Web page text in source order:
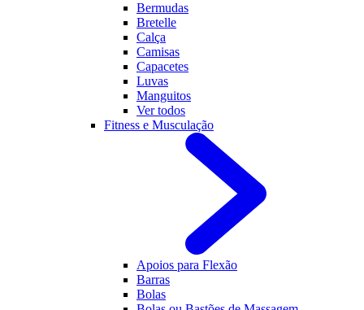
Bermudas
Bretelle
Calça
Camisas
Capacetes
Luvas
Manguitos
Ver todos
Fitness e Musculação
Apoios para Flexão
Barras
Bolas